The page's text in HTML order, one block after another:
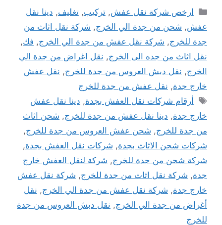
التصنيفات
ارخص شركة نقل عفش,تركيب,تغليف, دينا نقل
عفش, شحن من جدة الي الخرج, شركة نقل اثاث من
جدة للخرج, شركة نقل عفش من جدة الي الخرج, فك,
نقل اثاث من جده الى الخرج, نقل اغراض من جدة الي
الخرج, نقل دبش العروس من جدة للخرج, نقل عفش
خارج جدة, نقل عفش من جدة للخرج
الوسوم
أرقام شركات نقل العفش بجدة, دينا نقل عفش
خارج جدة, دينا نقل عفش من جدة للخرج, شحن اثاث
من جدة للخرج, شحن عفش العروس من جدة للخرج,
شركات شحن الاثاث بجدة, شركات نقل العفش بجدة,
شركة شحن من جدة للخرج, شركة لنقل العفش خارج
جدة, شركة نقل اثاث من جدة للخرج, شركة نقل عفش
خارج جدة, شركة نقل عفش من جدة الي الخرج, نقل
أغراض من جدة الي الخرج, نقل دبش العروس من جدة
للخرج